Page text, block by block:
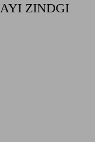
ZINDGI